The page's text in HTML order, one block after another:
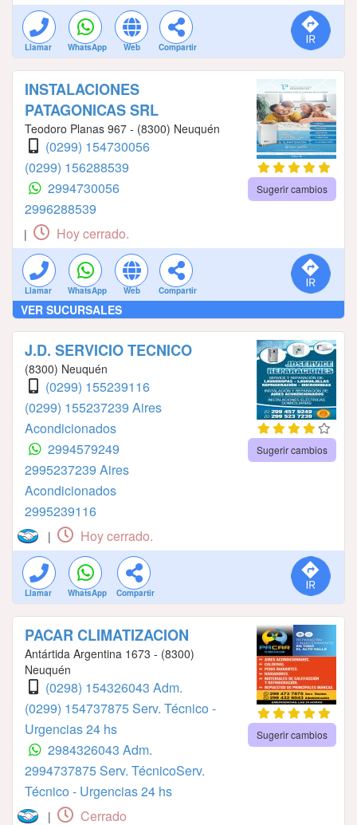
Llamar WhatsApp Web Compartir
INSTALACIONES
PATAGONICAS SRL
Teodoro Planas 967 - (8300) Neuquén
(0299) 154730056
(0299) 156288539
2994730056
2996288539
Sugerir cambios
| Hoy cerrado.
Llamar WhatsApp Web Compartir
VER SUCURSALES
J.D. SERVICIO TECNICO
(8300) Neuquén
(0299) 155239116
(0299) 155237239 Aires
Acondicionados
2994579249
2995237239 Aires
Acondicionados
2995239116
Sugerir cambios
| Hoy cerrado.
Llamar WhatsApp Compartir
PACAR CLIMATIZACION
Antártida Argentina 1673 - (8300)
Neuquén
(0298) 154326043 Adm.
(0299) 154737875 Serv. Técnico -
Urgencias 24 hs
2984326043 Adm.
2994737875 Serv. TécnicoServ.
Técnico - Urgencias 24 hs
Sugerir cambios
| Cerrado